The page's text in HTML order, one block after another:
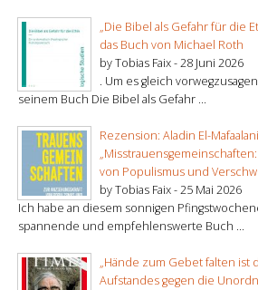
„Die Bibel als Gefahr für die
das Buch von Michael Roth
by Tobias Faix -28 Juni 2026
. Um es gleich
seinem Buch Die Bibel als Gefahr ...
Rezension: Aladin El-Mafaalani
von Populismus und
by Tobias Faix -25 Mai 2026
Ich habe an diesem sonnigen
spannende und empfehlenswerte Buch ...
„Hände zum Gebet falten ist
Aufstandes gegen die